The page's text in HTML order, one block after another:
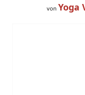
von Yoga